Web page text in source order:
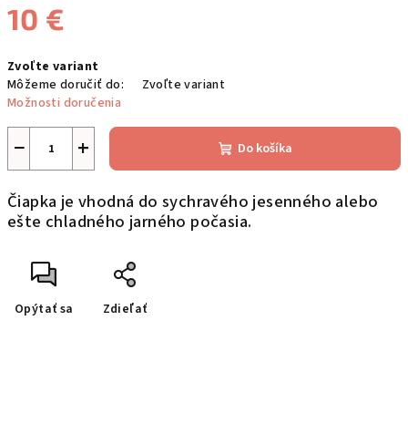
10 €
cena:
Zvoľte variant
Môžeme doručiť do:
Zvoľte variant
Možnosti doručenia
+
− Do košíka
Čiapka je vhodná do sychravého jesenného alebo
ešte chladného jarného počasia.
Opýtať sa Zdieľať